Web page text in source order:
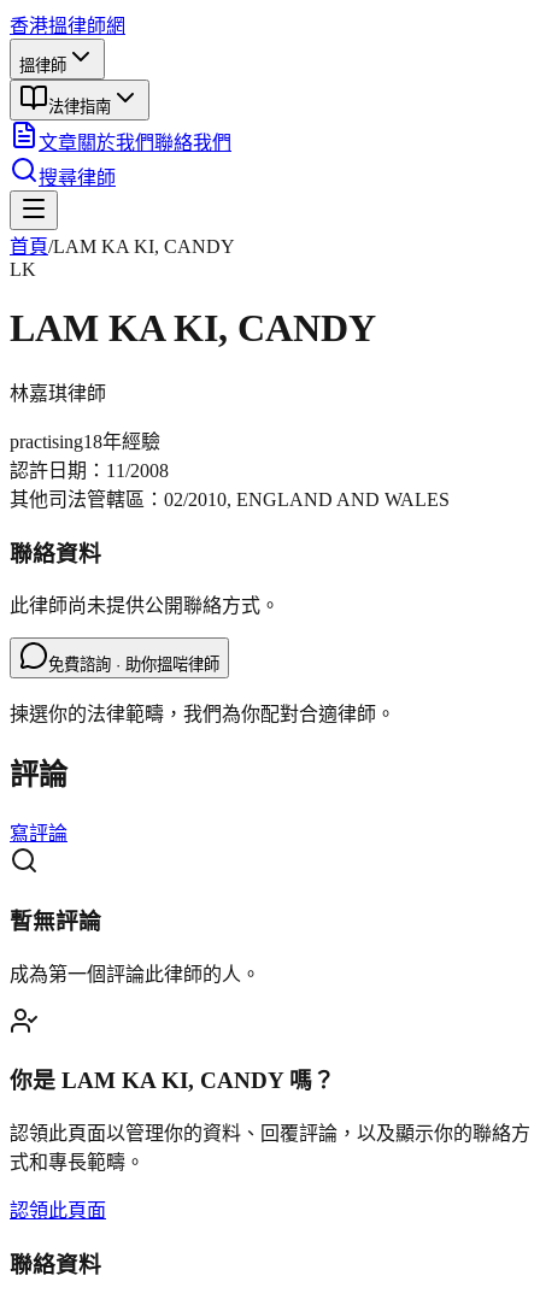
香港搵律師網
搵律師
法律指南
文章關於我們聯絡我們
搜尋律師
首頁/LAM KA KI, CANDY
LK
LAM KA KI, CANDY
林嘉琪律師
practising18年經驗
認許日期： 11/2008
其他司法管轄區： 02/2010, ENGLAND AND WALES
聯絡資料
此律師尚未提供公開聯絡方式。
免費諮詢 · 助你搵啱律師
揀選你的法律範疇，我們為你配對合適律師。
評論
寫評論
暫無評論
成為第一個評論此律師的人。
你是 LAM KA KI, CANDY嗎？
認領此頁面以管理你的資料、回覆評論，以及顯示你的聯絡方
式和專長範疇。
認領此頁面
聯絡資料